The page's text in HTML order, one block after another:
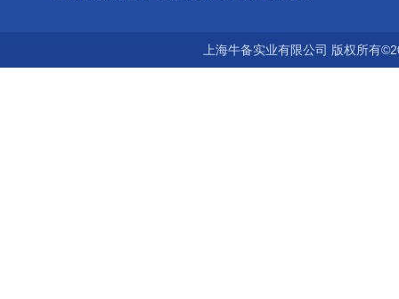
上海牛备实业有限公司 版权所有